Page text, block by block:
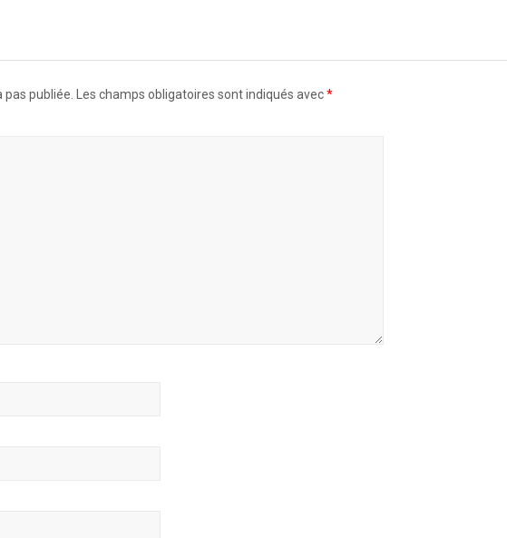
pas publiée. Les champs obligatoires sont indiqués avec*